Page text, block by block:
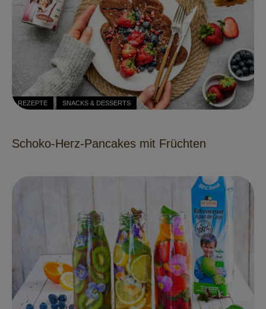
REZEPTE SNACKS & DESSERTS
Schoko-Herz-Pancakes mit Früchten